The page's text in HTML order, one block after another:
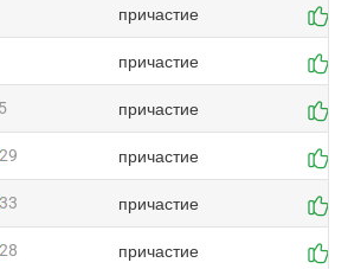
причастие
причастие
причастие
29 причастие
33 причастие
28 причастие